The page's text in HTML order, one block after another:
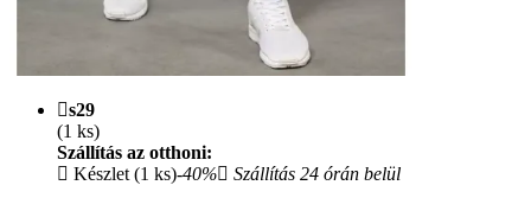
s29
(1 ks)
Szállítás az otthoni:
Készlet (1 ks)-40%
Szállítás 24 órán belül